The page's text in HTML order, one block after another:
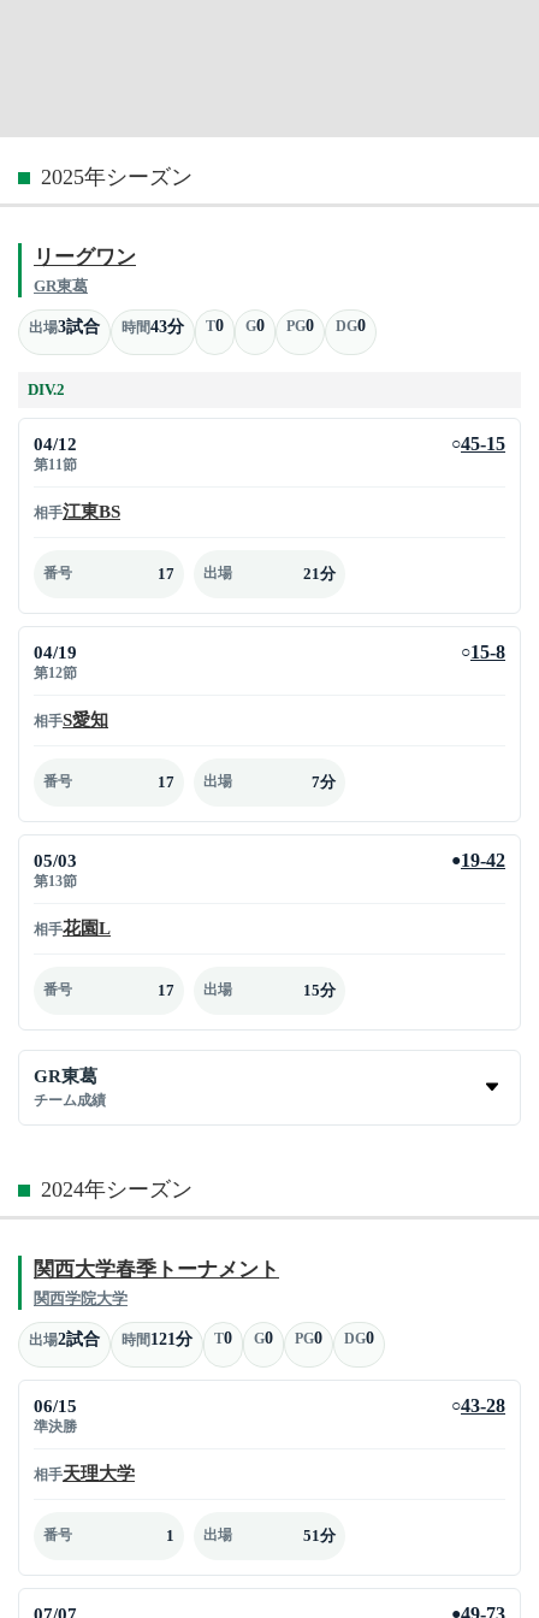
2025年シーズン
リーグワン
GR東葛
出場3試合 時間43分 T0 G0 PG0 DG0
DIV.2
04/12
第11節
○45-15
相手江東BS
番号 17 出場 21分
04/19
第12節
○15-8
相手S愛知
番号 17 出場 7分
05/03
第13節
●19-42
相手花園L
番号 17 出場 15分
GR東葛
チーム成績
2024年シーズン
関西大学春季トーナメント
関西学院大学
出場2試合 時間121分 T0 G0 PG0 DG0
06/15
準決勝
○43-28
相手天理大学
番号 1 出場 51分
07/07 ●49-73